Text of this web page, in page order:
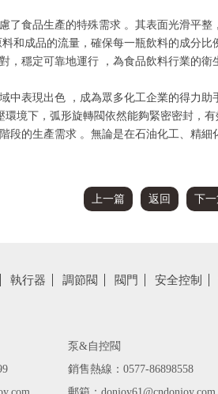
食品生產的特殊需求 。其表面光滑平
和成品的流量，確保每一瓶飲料的成分
，穩定可靠地運行 ，為食品飲料行業的衛
中表現出色 ，成為眾多化工企業的得力
境下，弧形旋轉閥依然能夠緊密密封，
段的生產需求 。無論是在石油化工、精
上一篇 返回 下
執行器 調節閥 閥門 安全控制
泵&自控閥
銷售熱線：0577-86898558